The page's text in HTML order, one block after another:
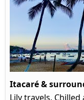
Itacaré &
Lily travels.